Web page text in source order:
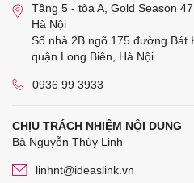
Tầng 5 - tòa A, Gold Season
Hà Nội
Số nhà 2B ngõ 175 đường Bát
quận Long Biên, Hà Nội
0936 99 3933
CHỊU TRÁCH NHIỆM NỘI DUNG
Bà Nguyễn Thùy Linh
linhnt@ideaslink.vn